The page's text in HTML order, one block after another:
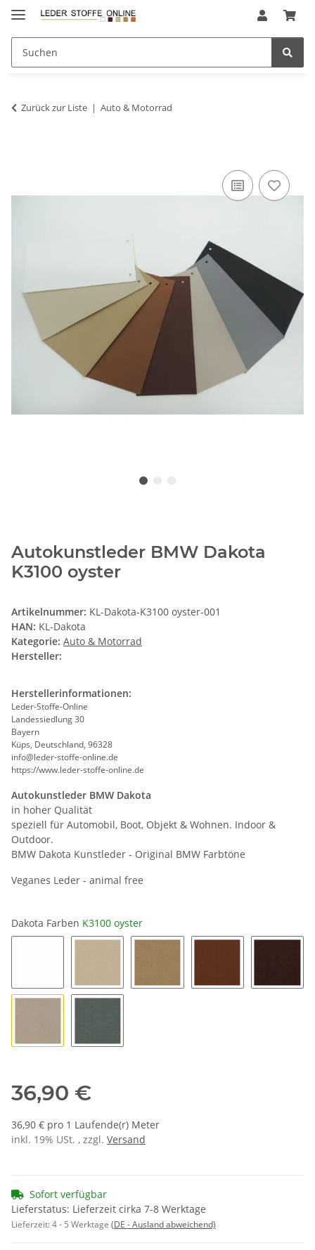
Zurück zur Liste Auto & Motorrad
Autokunstleder BMW Dakota
K3100 oyster
Artikelnummer: KL-Dakota-K3100 oyster-001
HAN: KL-Dakota
Kategorie: Auto & Motorrad
Hersteller:
Herstellerinformationen:
Leder-Stoffe-Online
Landessiedlung 30
Bayern
Küps, Deutschland, 96328
info@leder-stoffe-online.de
https://www.leder-stoffe-online.de
Autokunstleder BMW Dakota
in hoher Qualität
speziell für Automobil, Boot, Objekt & Wohnen. Indoor &
Outdoor.
BMW Dakota Kunstleder - Original BMW Farbtöne
Veganes Leder - animal free
Dakota Farben K3100 oyster
K1097 weiß K1911 kieselbeige
36,90 €
36,90 € pro 1 Laufende(r) Meter
inkl. 19% USt. , zzgl. Versand
Sofort verfügbar
Lieferstatus: Lieferzeit cirka 7-8 Werktage
Lieferzeit:4 - 5 Werktage (DE - Ausland abweichend)